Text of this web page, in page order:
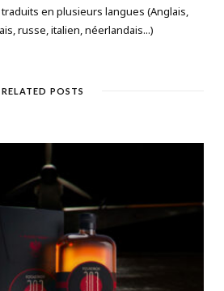
en plusieurs langues (Anglais,
russe, italien, néerlandais...)
RELATED POSTS